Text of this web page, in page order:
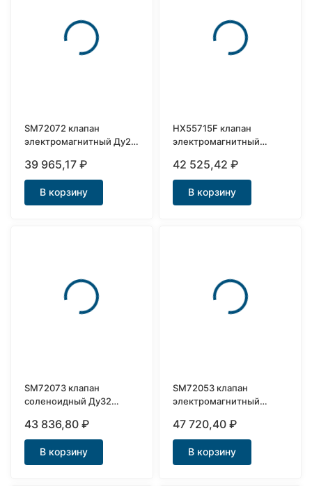
SM72072 клапан
электромагнитный Ду25
39 965,17₽
В корзину
HX55715F клапан
электромагнитный
42 525,42₽
В корзину
SM72073 клапан
соленоидный Ду32
43 836,80₽
В корзину
SM72053 клапан
электромагнитный
47 720,40₽
В корзину